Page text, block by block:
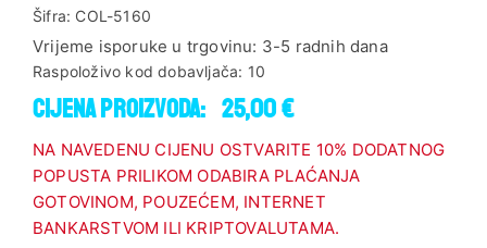
Šifra: COL-5160
Vrijeme isporuke u trgovinu: 3-5 radnih dana
Raspoloživo kod dobavljača: 10
Cijena proizvoda: 25,00 €
NA NAVEDENU CIJENU OSTVARITE 10% DODATNOG
POPUSTA PRILIKOM ODABIRA PLAĆANJA
GOTOVINOM, POUZEĆEM, INTERNET
BANKARSTVOM ILI KRIPTOVALUTAMA.